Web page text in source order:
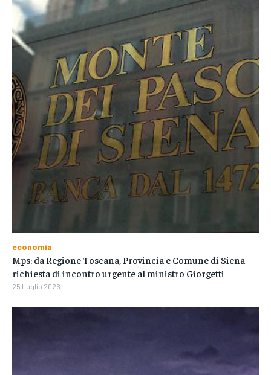
economia
Mps: da Regione Toscana, Provincia e Comune di Siena
richiesta di incontro urgente al ministro Giorgetti
25 Luglio 2026